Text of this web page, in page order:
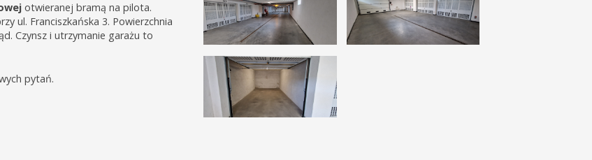
otwieranej bramą na pilota.
ul. Franciszkańska 3. Powierzchnia
Czynsz i utrzymanie garażu to
pytań.